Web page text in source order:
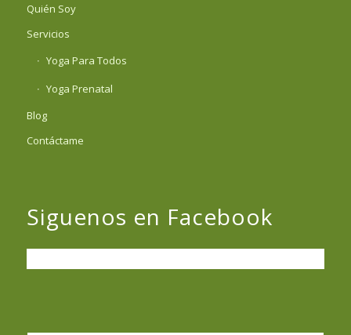
Quién Soy
Servicios
Yoga Para Todos
Yoga Prenatal
Blog
Contáctame
Siguenos en Facebook